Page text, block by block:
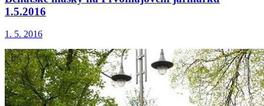
1.5.2016
1. 5. 2016